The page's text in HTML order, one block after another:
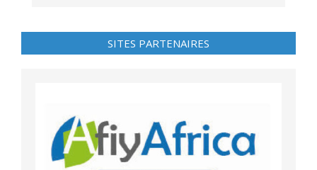
SITES PARTENAIRES